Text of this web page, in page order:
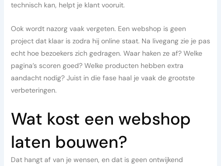
technisch kan, helpt je klant vooruit.
Ook wordt nazorg vaak vergeten. Een webshop is geen
project dat klaar is zodra hij online staat. Na livegang zie je pas
echt hoe bezoekers zich gedragen. Waar haken ze af? Welke
pagina’s scoren goed? Welke producten hebben extra
aandacht nodig? Juist in die fase haal je vaak de grootste
verbeteringen.
Wat kost een webshop
laten bouwen?
Dat hangt af van je wensen, en dat is geen ontwijkend